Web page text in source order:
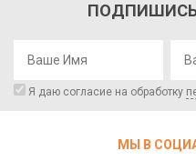
ПОДПИШИСЬ
Я даю согласие на обработку
МЫ В